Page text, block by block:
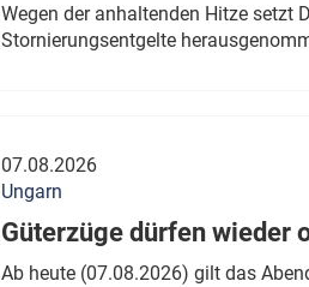
Wegen der anhaltenden Hitze setzt
Stornierungsentgelte
07.08.2026
Ungarn
Güterzüge dürfen wieder
Ab heute (07.08.2026) gilt das